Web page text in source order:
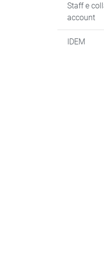
Staff e
account
IDEM